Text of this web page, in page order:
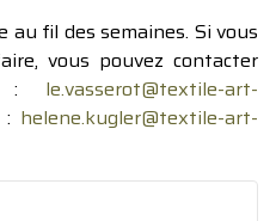
fil des semaines. Si vous
vous pouvez contacter
: le.vasserot@textile-art-
helene.kugler@textile-art-